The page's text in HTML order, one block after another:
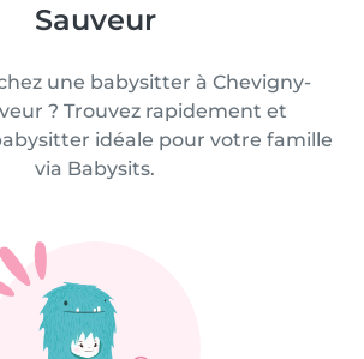
Sauveur
une babysitter à Chevigny-
? Trouvez rapidement et
idéale pour votre famille
via Babysits.